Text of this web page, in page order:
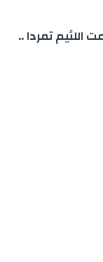
تمردا ..